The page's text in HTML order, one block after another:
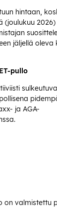
hintaan,
2026)
jäljellä
pullo
ja AGA-
on valmistettu